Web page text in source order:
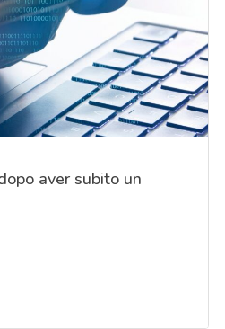
aver subito un